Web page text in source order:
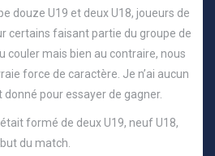
douze U19 et deux U18, joueurs de
certains faisant partie du groupe de
couler mais bien au contraire, nous
force de caractère. Je n’ai aucun
pour essayer de gagner.
formé de deux U19, neuf U18,
du match.